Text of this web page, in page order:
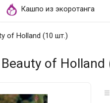
Кашпо из экоротанга
of Holland (10 шт.)
of